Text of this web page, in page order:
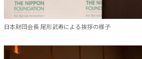
日本財団会長 尾形武寿による挨拶の様子